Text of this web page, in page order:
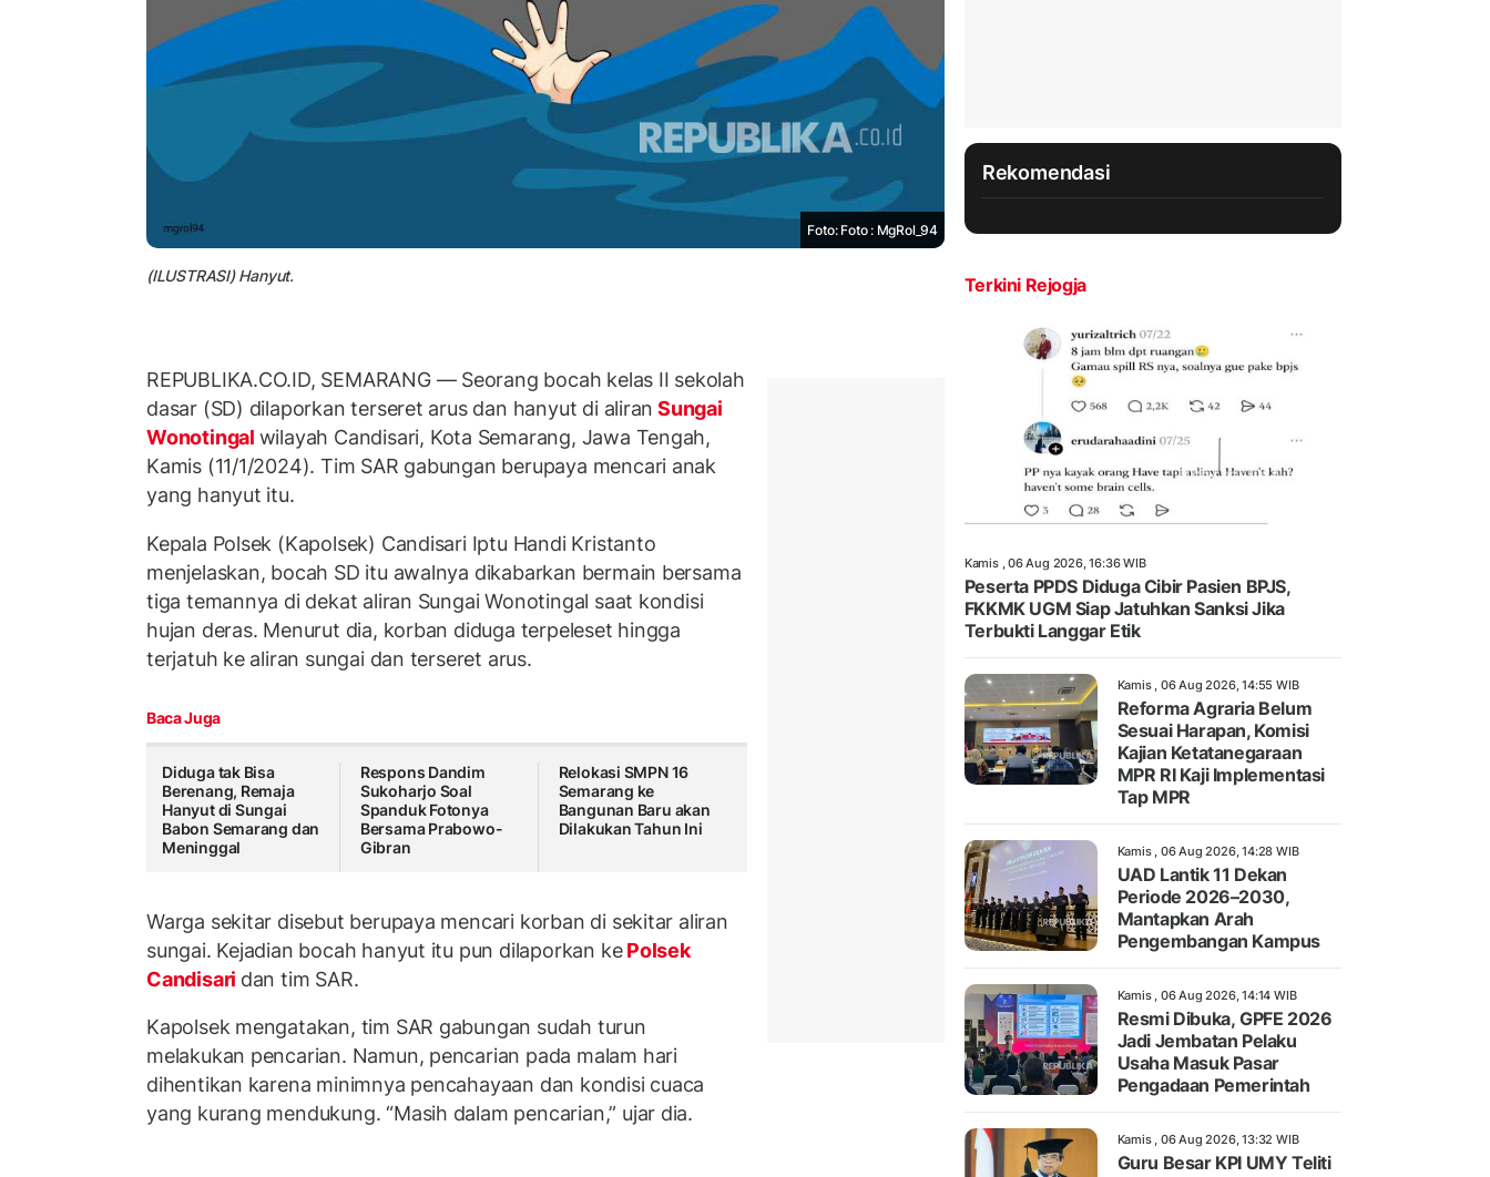
Foto: Foto : MgRol_94
(ILUSTRASI) Hanyut.
REPUBLIKA.CO.ID, SEMARANG — Seorang bocah kelas II sekolah
dasar (SD) dilaporkan terseret arus dan hanyut di aliran Sungai
Wonotingal wilayah Candisari, Kota Semarang, Jawa Tengah,
Kamis (11/1/2024). Tim SAR gabungan berupaya mencari anak
yang hanyut itu.
Kepala Polsek (Kapolsek) Candisari Iptu Handi Kristanto
menjelaskan, bocah SD itu awalnya dikabarkan bermain bersama
tiga temannya di dekat aliran Sungai Wonotingal saat kondisi
hujan deras. Menurut dia, korban diduga terpeleset hingga
terjatuh ke aliran sungai dan terseret arus.
Baca Juga
Diduga tak Bisa
Berenang, Remaja
Hanyut di Sungai
Babon Semarang dan
Meninggal
Respons Dandim
Sukoharjo Soal
Spanduk Fotonya
Bersama Prabowo-
Gibran
Relokasi SMPN 16
Semarang ke
Bangunan Baru akan
Dilakukan Tahun Ini
Warga sekitar disebut berupaya mencari korban di sekitar aliran
sungai. Kejadian bocah hanyut itu pun dilaporkan kePolsek
Candisari dan tim SAR.
Kapolsek mengatakan, tim SAR gabungan sudah turun
melakukan pencarian. Namun, pencarian pada malam hari
dihentikan karena minimnya pencahayaan dan kondisi cuaca
yang kurang mendukung. “Masih dalam pencarian,” ujar dia.
Rekomendasi
Terkini Rejogja
Kamis , 06 Aug 2026, 16:36 WIB
Peserta PPDS Diduga Cibir Pasien BPJS,
FKKMK UGM Siap Jatuhkan Sanksi Jika
Terbukti Langgar Etik
Kamis , 06 Aug 2026, 14:55 WIB
Reforma Agraria Belum
Sesuai Harapan, Komisi
Kajian Ketatanegaraan
MPR RI Kaji Implementasi
Tap MPR
Kamis , 06 Aug 2026, 14:28 WIB
UAD Lantik 11 Dekan
Periode 2026–2030,
Mantapkan Arah
Pengembangan Kampus
Kamis , 06 Aug 2026, 14:14 WIB
Resmi Dibuka, GPFE 2026
Jadi Jembatan Pelaku
Usaha Masuk Pasar
Pengadaan Pemerintah
Kamis , 06 Aug 2026, 13:32 WIB
Guru Besar KPI UMY Teliti